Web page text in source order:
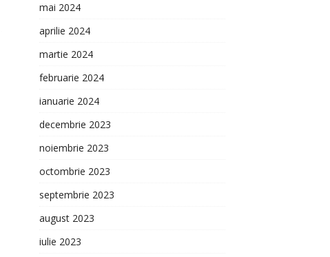
mai 2024
aprilie 2024
martie 2024
februarie 2024
ianuarie 2024
decembrie 2023
noiembrie 2023
octombrie 2023
septembrie 2023
august 2023
iulie 2023